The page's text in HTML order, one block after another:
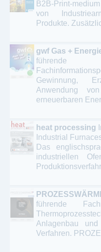
B2B-Print-
von
Produkte.
gwf Gas +
führende
Gewinnung,
Anwendung
erneuerbaren
heat processing
Industrial
Das
industriellen
führende
Anlagenbau
Verfahren.